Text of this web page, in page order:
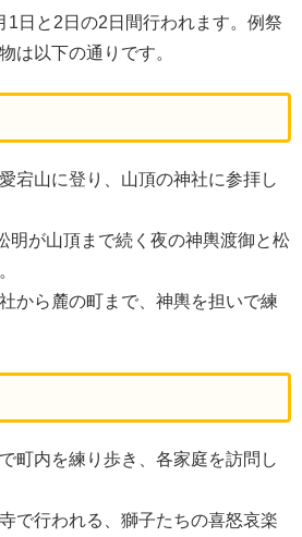
1日と2日の2日間行われます。例祭
は以下の通りです。
宕山に登り、山頂の神社に参拝し
明が山頂まで続く夜の神輿渡御と松
から麓の町まで、神輿を担いで練
町内を練り歩き、各家庭を訪問し
で行われる、獅子たちの喜怒哀楽